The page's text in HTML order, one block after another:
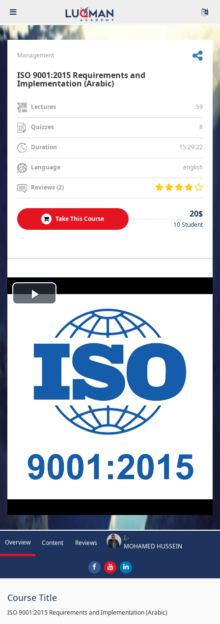
Management
ISO 9001:2015 Requirements and
Implementation (Arabic)
Lectures 59
Quizzes 8
Duration 15:29:22
Language english
Reviews (2)
Take This Course 20$
10 Student
.
Play
Video
Overview Content Reviews
I.-
MOHAMED HUSSEIN
Course Title
ISO 9001:2015 Requirements and Implementation (Arabic)